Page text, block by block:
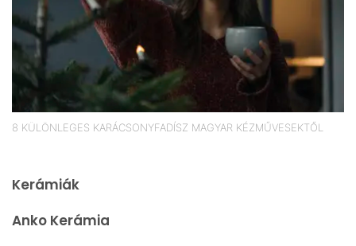
8 KÜLÖNLEGES KARÁCSONYFADÍSZ MAGYAR KÉZMŰVESEKTŐL
Kerámiák
Anko Kerámia